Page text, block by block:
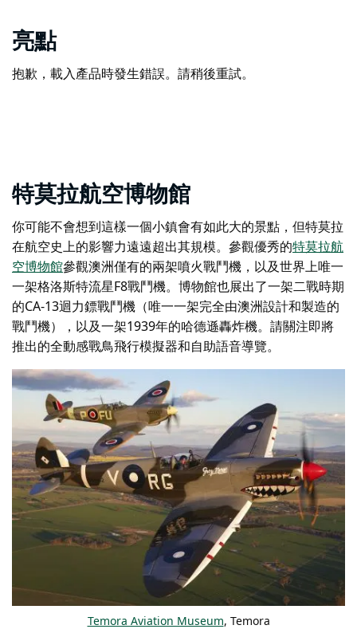
亮點
抱歉，載入產品時發生錯誤。請稍後重試。
特莫拉航空博物館
你可能不會想到這樣一個小鎮會有如此大的景點，但特莫拉
在航空史上的影響力遠遠超出其規模。參觀優秀的特莫拉航
空博物館參觀澳洲僅有的兩架噴火戰鬥機，以及世界上唯一
一架格洛斯特流星F8戰鬥機。博物館也展出了一架二戰時期
的CA-13迴力鏢戰鬥機（唯一一架完全由澳洲設計和製造的
戰鬥機），以及一架1939年的哈德遜轟炸機。請關注即將
推出的全動感戰鳥飛行模擬器和自助語音導覽。
Temora Aviation Museum, Temora